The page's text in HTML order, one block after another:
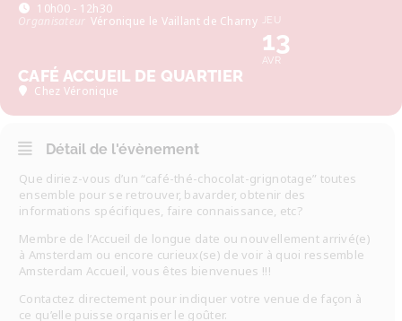
10h00 - 12h30
Organisateur Véronique le Vaillant de Charny JEU
13
AVR
CAFÉ ACCUEIL DE QUARTIER
Chez Véronique
Détail de l'évènement
Que diriez-vous d’un “café-thé-chocolat-grignotage” toutes
ensemble pour se retrouver, bavarder, obtenir des
informations spécifiques, faire connaissance, etc?
Membre de l’Accueil de longue date ou nouvellement arrivé(e)
à Amsterdam ou encore curieux(se) de voir à quoi ressemble
Amsterdam Accueil, vous êtes bienvenues !!!
Contactez directement pour indiquer votre venue de façon à
ce qu’elle puisse organiser le goûter.